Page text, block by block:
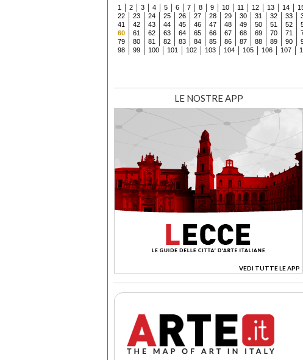
1 2 3 4 5 6 7 8 9 10 11 12 13 14
22
23 24 25 26 27 28 29 30 31 32 33
41
42 43 44 45 46 47 48 49 50 51 52
60
61 62 63 64 65 66 67 68 69 70 71
79
80 81 82 83 84 85 86 87 88 89 90
98
99 100 101 102 103 104 105 106 107
LE NOSTRE APP
VEDI TUTTE LE APP
>